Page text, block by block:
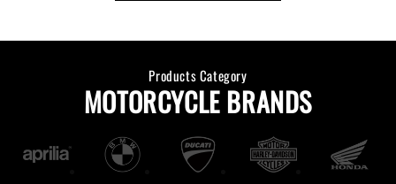
Products Category
MOTORCYCLE BRANDS